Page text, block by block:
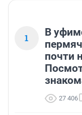
1
В
почти
27 406